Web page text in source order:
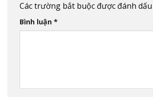
Các trường bắt buộc được đánh dấu
Bình luận *